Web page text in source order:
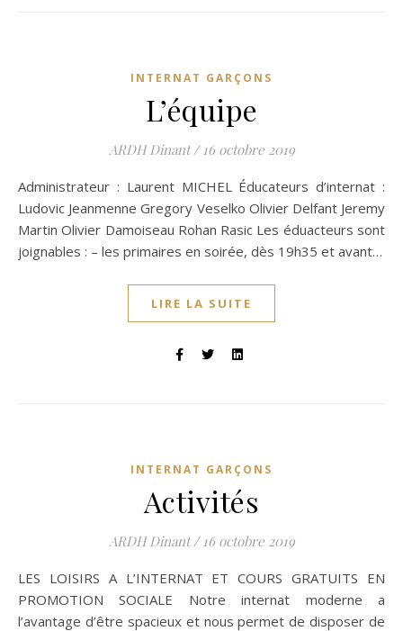
INTERNAT GARÇONS
L’équipe
ARDH Dinant / 16 octobre 2019
Administrateur : Laurent MICHEL Éducateurs d’internat :
Ludovic Jeanmenne Gregory Veselko Olivier Delfant Jeremy
Martin Olivier Damoiseau Rohan Rasic Les éduacteurs sont
joignables : – les primaires en soirée, dès 19h35 et avant…
LIRE LA SUITE
INTERNAT GARÇONS
Activités
ARDH Dinant / 16 octobre 2019
LES LOISIRS A L’INTERNAT ET COURS GRATUITS EN
PROMOTION SOCIALE Notre internat moderne a
l’avantage d’être spacieux et nous permet de disposer de